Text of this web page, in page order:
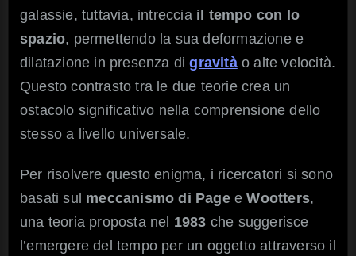
galassie, tuttavia, intreccia il tempo con lo
spazio, permettendo la sua deformazione e
dilatazione in presenza digravitào alte velocità.
Questo contrasto tra le due teorie crea un
ostacolo significativo nella comprensione dello
stesso a livello universale.
Per risolvere questo enigma, i ricercatori si sono
basati sul meccanismo di PageeWootters,
una teoria proposta nel 1983 che suggerisce
l’emergere del tempo per un oggetto attraverso il